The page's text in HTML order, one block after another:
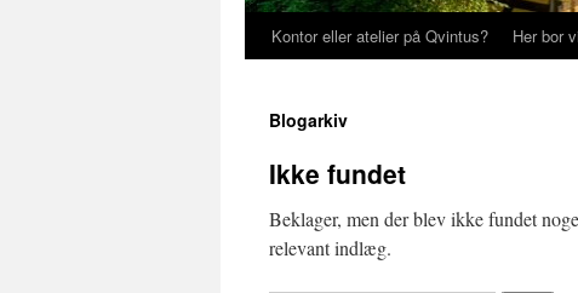
Kontor eller atelier på Qvintus? Her bor vi
Blogarkiv
Ikke fundet
Beklager, men der blev ikke fundet
relevant indlæg.